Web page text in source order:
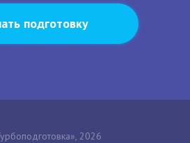
подготовку
2026